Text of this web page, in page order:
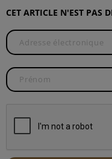
CET ARTICLE N'EST PAS